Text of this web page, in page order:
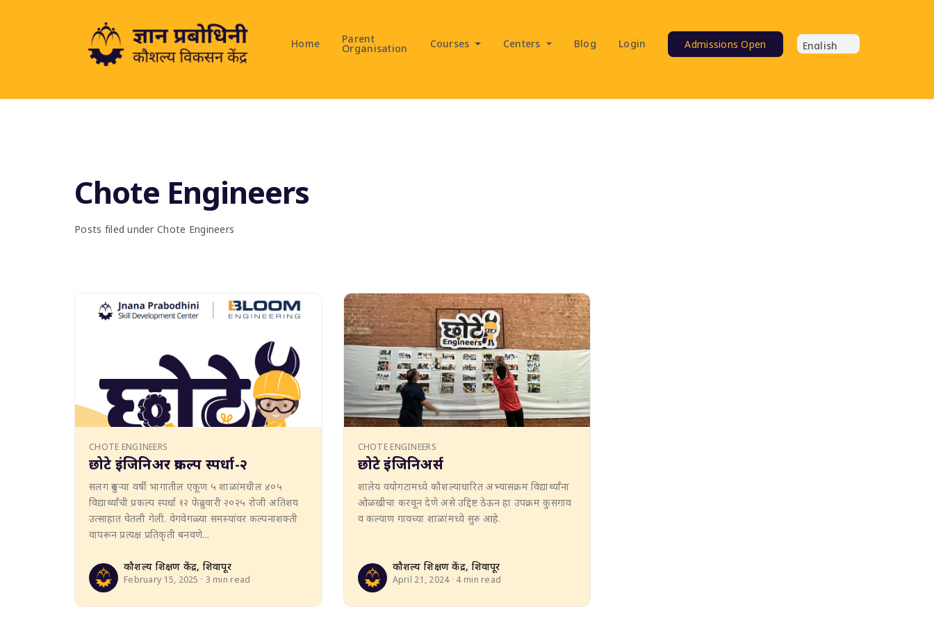
Home Parent
Organisation Courses Centers Blog Login Admissions Open
Chote Engineers
Posts filed under Chote Engineers
CHOTE ENGINEERS
छोटे इंजिनिअर प्रकल्प स्पर्धा-२
सलग दुसऱ्या वर्षी भागातील एकूण ५ शाळांमधील ४०५
विद्यार्थ्यांची प्रकल्प स्पर्धा १२ फेब्रुवारी २०२५ रोजी अतिशय
उत्साहात घेतली गेली. वेगवेगळ्या समस्यांवर कल्पनाशक्ती
वापरून प्रत्यक्ष प्रतिकृती बनवणे...
कौशल्य प्रशिक्षण केंद्र, शिवापूर
February 15, 2025 · 3 min read
CHOTE ENGINEERS
छोटे इंजिनिअर्स
शालेय वयोगटामध्ये कौशल्याधारित अभ्यासक्रम विद्यार्थ्यांना
ओळखीचा करवून देणे असे उद्दिष्ट ठेऊन हा उपक्रम कुसगाव
व कल्याण गावच्या शाळांमध्ये सुरु आहे.
कौशल्य प्रशिक्षण केंद्र, शिवापूर
April 21, 2024 · 4 min read